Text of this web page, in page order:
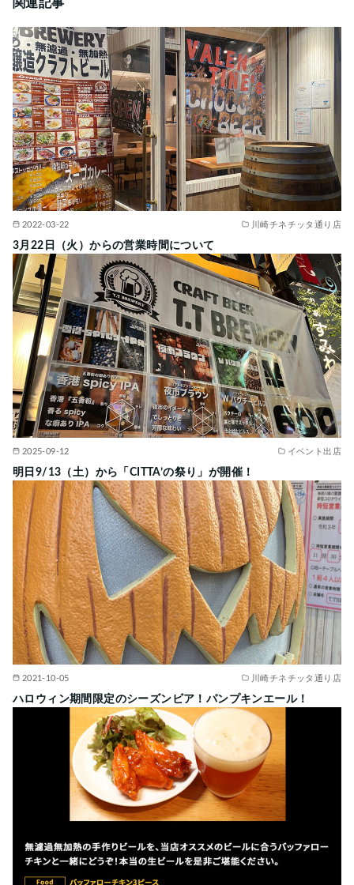
関連記事
2022-03-22 川崎チネチッタ通り店
3月22日（火）からの営業時間について
2025-09-12 イベント出店
明日9/13（土）から「CITTA’の祭り」が開催！
2021-10-05 川崎チネチッタ通り店
ハロウィン期間限定のシーズンビア！パンプキンエール！